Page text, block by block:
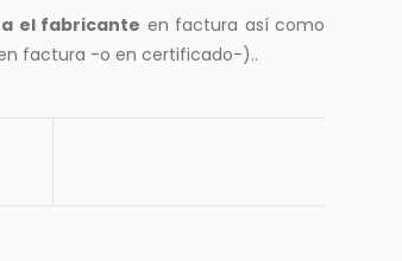
el fabricante en factura así como
factura -o en certificado-)..